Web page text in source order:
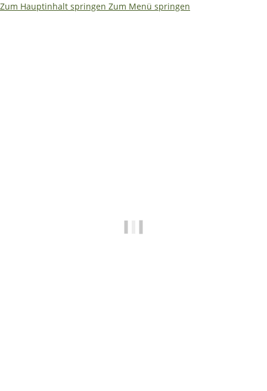
Zum Hauptinhalt springen Zum Menü springen
🔧 Technische Hilfe (Mo–Fr · 09:00–14:00